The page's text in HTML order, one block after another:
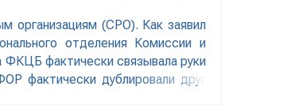
организациям (СРО). Как заявил
отделения Комиссии и
ФКЦБ фактически связывала руки
фактически дублировали друг